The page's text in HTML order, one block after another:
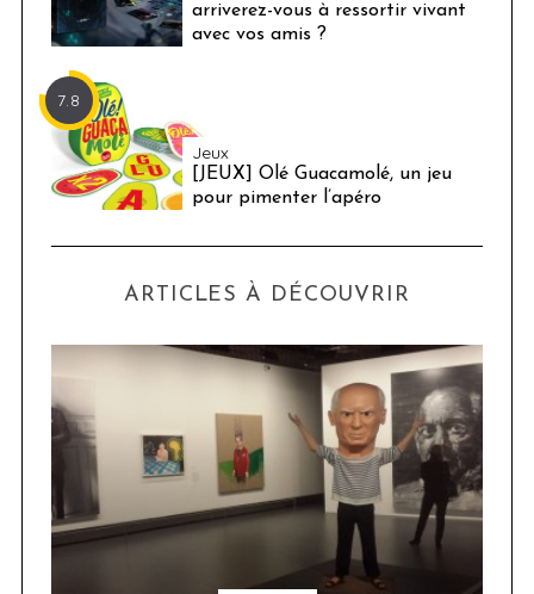
arriverez-vous à ressortir vivant
avec vos amis ?
7.8
Jeux
[JEUX] Olé Guacamolé, un jeu
pour pimenter l’apéro
ARTICLES À DÉCOUVRIR